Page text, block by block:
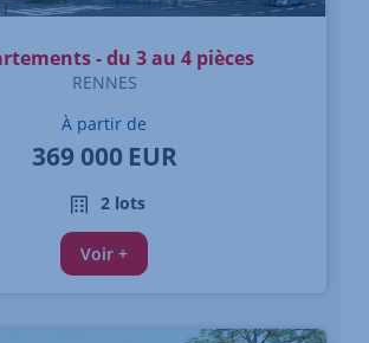
- du 3 au 4 pièces
RENNES
À partir de
369 000 EUR
2 lots
Voir +